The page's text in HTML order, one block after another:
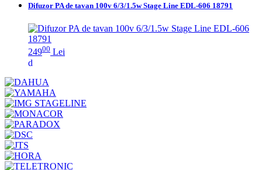
Difuzor PA de tavan 100v 6/3/1.5w Stage Line EDL-606 18791
24900 Lei